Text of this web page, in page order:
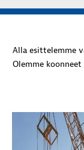
Alla esittelemme
Olemme